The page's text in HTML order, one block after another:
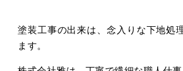
塗装工事の出来は、念入りな下地処
ます。